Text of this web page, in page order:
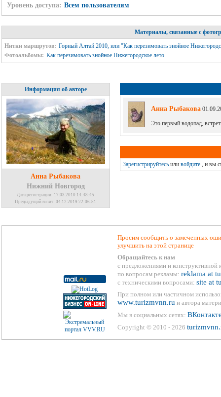
Уровень доступа: Всем пользователям
Материалы, связанные с
Нитки маршрутов: Горный Алтай 2010, или "Как перезимовать знойное
Фотоальбомы: Как перезимовать знойное Нижегородское лето
Информация об авторе
Анна Рыбакова
Нижний Новгород
Дата регистрации: 17.03.2010 14:48:45
Предыдущий визит: 04.12.2019 22:06:51
Анна Рыбакова
Это первый водопад,
Зарегистрируйтесьили войдите, и вы
Просим сообщить о замеченных
улучшить на этой странице
Обращайтесь к нам
с предложениями и конструктивной
по вопросам рекламы: reklama at
с техническими вопросами: site at
При полном или частичном
www.turizmvnn.ru и автора
Мы в социальных сетях:
Copyright © 2010 - 2026